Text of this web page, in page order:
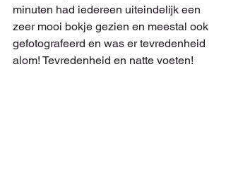
minuten had iedereen uiteindelijk een
zeer mooi bokje gezien en meestal ook
gefotografeerd en was er tevredenheid
alom! Tevredenheid en natte voeten!